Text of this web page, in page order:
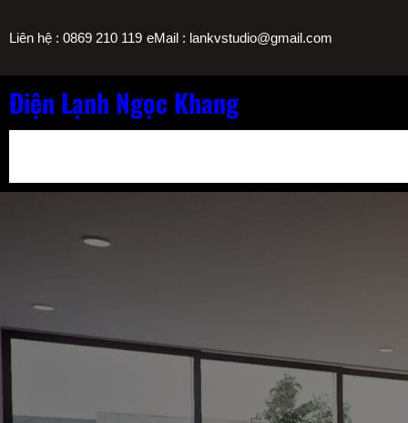
đến
nội
dung
Liên hệ : 0869 210 119/eMail : lankvstudio@gmail.com
Điện Lạnh Ngọc Khang